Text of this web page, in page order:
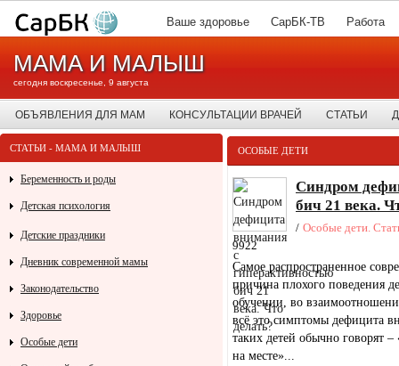
Ваше здоровье СарБК-ТВ Работа
МАМА И МАЛЫШ
сегодня воскресенье, 9 августа
ОБЪЯВЛЕНИЯ ДЛЯ МАМ КОНСУЛЬТАЦИИ ВРАЧЕЙ СТАТЬИ
ОСОБЫЕ ДЕТИ
Синдром
бич 21 века.
/ Особые дети.
9922
Самое распространенное
причина плохого поведения
обучении, во
всё это симптомы дефицита
таких детей обычно говорят
на месте»...
СТАТЬИ - МАМА И МАЛЫШ
Беременность и роды
Детская психология
Детские праздники
Дневник современной мамы
Законодательство
Здоровье
Особые дети